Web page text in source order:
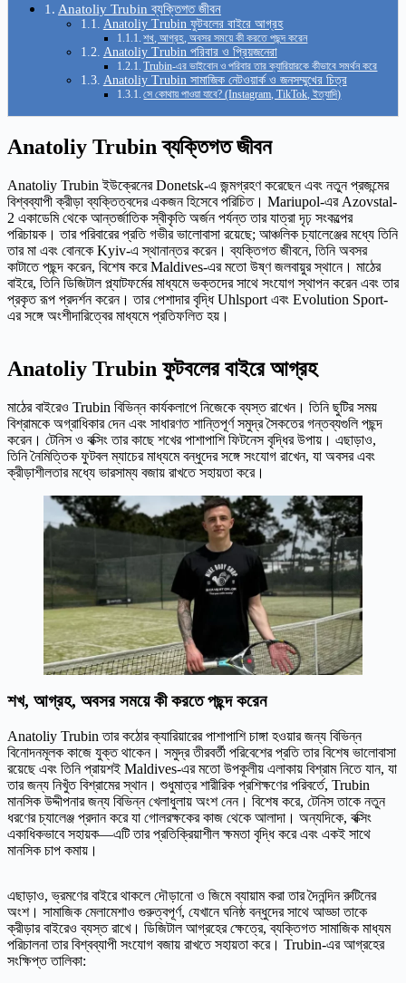
Anatoliy Trubin ব্যক্তিগত জীবন
Anatoliy Trubin ফুটবলের বাইরে আগ্রহ
শখ, আগ্রহ, অবসর সময়ে কী করতে পছন্দ করেন
Anatoliy Trubin পরিবার ও প্রিয়জনেরা
Trubin-এর ভাইবোন ও পরিবার তার ক্যারিয়ারকে কীভাবে সমর্থন করে
Anatoliy Trubin সামাজিক নেটওয়ার্ক ও জনসম্মুখের চিত্র
সে কোথায় পাওয়া যাবে? (Instagram, TikTok, ইত্যাদি)
Anatoliy Trubin ব্যক্তিগত জীবন
Anatoliy Trubin ইউক্রেনের Donetsk-এ জন্মগ্রহণ করেছেন এবং নতুন প্রজন্মের
বিশ্বব্যাপী ক্রীড়া ব্যক্তিত্বদের একজন হিসেবে পরিচিত। Mariupol-এর Azovstal-
2 একাডেমি থেকে আন্তর্জাতিক স্বীকৃতি অর্জন পর্যন্ত তার যাত্রা দৃঢ় সংকল্পের
পরিচায়ক। তার পরিবারের প্রতি গভীর ভালোবাসা রয়েছে; আঞ্চলিক চ্যালেঞ্জের মধ্যে তিনি
তার মা এবং বোনকে Kyiv-এ স্থানান্তর করেন। ব্যক্তিগত জীবনে, তিনি অবসর
কাটাতে পছন্দ করেন, বিশেষ করে Maldives-এর মতো উষ্ণ জলবায়ুর স্থানে। মাঠের
বাইরে, তিনি ডিজিটাল প্ল্যাটফর্মের মাধ্যমে ভক্তদের সাথে সংযোগ স্থাপন করেন এবং তার
প্রকৃত রূপ প্রদর্শন করেন। তার পেশাদার বৃদ্ধি Uhlsport এবং Evolution Sport-
এর সঙ্গে অংশীদারিত্বের মাধ্যমে প্রতিফলিত হয়।
Anatoliy Trubin ফুটবলের বাইরে আগ্রহ
মাঠের বাইরেও Trubin বিভিন্ন কার্যকলাপে নিজেকে ব্যস্ত রাখেন। তিনি ছুটির সময়
বিশ্রামকে অগ্রাধিকার দেন এবং সাধারণত শান্তিপূর্ণ সমুদ্র সৈকতের গন্তব্যগুলি পছন্দ
করেন। টেনিস ও বক্সিং তার কাছে শখের পাশাপাশি ফিটনেস বৃদ্ধির উপায়। এছাড়াও,
তিনি নৈমিত্তিক ফুটবল ম্যাচের মাধ্যমে বন্ধুদের সঙ্গে সংযোগ রাখেন, যা অবসর এবং
ক্রীড়াশীলতার মধ্যে ভারসাম্য বজায় রাখতে সহায়তা করে।
শখ, আগ্রহ, অবসর সময়ে কী করতে পছন্দ করেন
Anatoliy Trubin তার কঠোর ক্যারিয়ারের পাশাপাশি চাঙ্গা হওয়ার জন্য বিভিন্ন
বিনোদনমূলক কাজে যুক্ত থাকেন। সমুদ্র তীরবর্তী পরিবেশের প্রতি তার বিশেষ ভালোবাসা
রয়েছে এবং তিনি প্রায়শই Maldives-এর মতো উপকূলীয় এলাকায় বিশ্রাম নিতে যান, যা
তার জন্য নিখুঁত বিশ্রামের স্থান। শুধুমাত্র শারীরিক প্রশিক্ষণের পরিবর্তে, Trubin
মানসিক উদ্দীপনার জন্য বিভিন্ন খেলাধুলায় অংশ নেন। বিশেষ করে, টেনিস তাকে নতুন
ধরণের চ্যালেঞ্জ প্রদান করে যা গোলরক্ষকের কাজ থেকে আলাদা। অন্যদিকে, বক্সিং
একাধিকভাবে সহায়ক—এটি তার প্রতিক্রিয়াশীল ক্ষমতা বৃদ্ধি করে এবং একই সাথে
মানসিক চাপ কমায়।
এছাড়াও, ভ্রমণের বাইরে থাকলে দৌড়ানো ও জিমে ব্যায়াম করা তার দৈনন্দিন রুটিনের
অংশ। সামাজিক মেলামেশাও গুরুত্বপূর্ণ, যেখানে ঘনিষ্ঠ বন্ধুদের সাথে আড্ডা তাকে
ক্রীড়ার বাইরেও ব্যস্ত রাখে। ডিজিটাল আগ্রহের ক্ষেত্রে, ব্যক্তিগত সামাজিক মাধ্যম
পরিচালনা তার বিশ্বব্যাপী সংযোগ বজায় রাখতে সহায়তা করে। Trubin-এর আগ্রহের
সংক্ষিপ্ত তালিকা: